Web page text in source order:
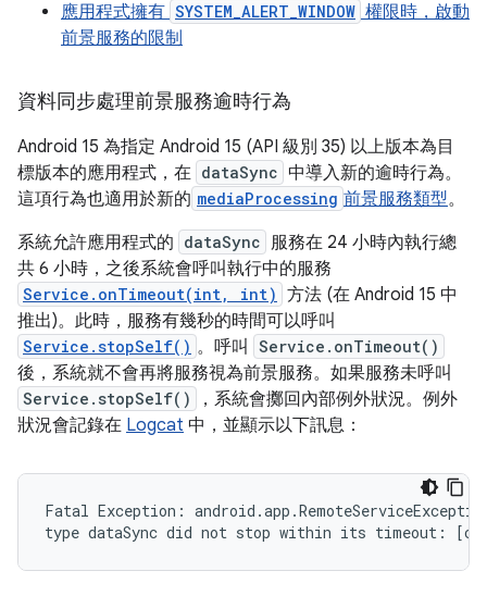
應用程式擁有 SYSTEM_ALERT_WINDOW 權限時，啟動
前景服務的限制
資料同步處理前景服務逾時行為
Android 15 為指定 Android 15 (API 級別 35) 以上版本為目
標版本的應用程式，在 dataSync 中導入新的逾時行為。
這項行為也適用於新的 mediaProcessing 前景服務類型。
系統允許應用程式的 dataSync 服務在 24 小時內執行總
共 6 小時，之後系統會呼叫執行中的服務
Service.onTimeout(int, int) 方法 (在 Android 15 中
推出)。此時，服務有幾秒的時間可以呼叫
Service.stopSelf() 。呼叫 Service.onTimeout()
後，系統就不會再將服務視為前景服務。如果服務未呼叫
Service.stopSelf()
，系統會擲回內部例外狀況。例外
狀況會記錄在 Logcat 中，並顯示以下訊息：
Fatal Exception: